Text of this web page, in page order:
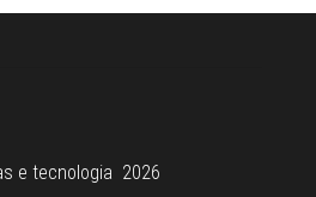
e tecnologia 2026